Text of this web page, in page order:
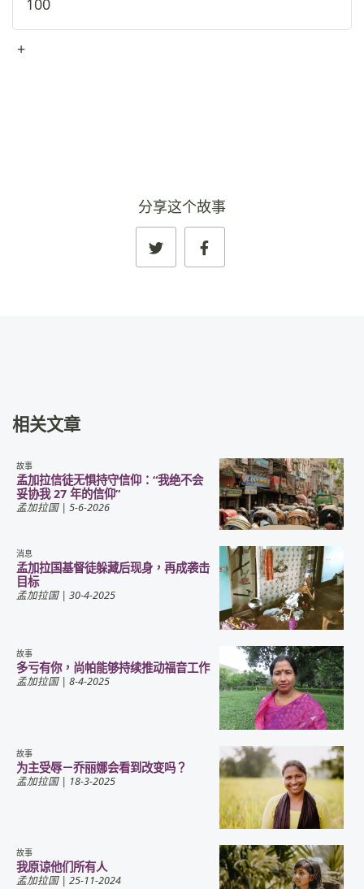
100
+
分享这个故事
相关文章
故事
孟加拉信徒无惧持守信仰：“我绝不会
妥协我 27 年的信仰”
孟加拉国| 5-6-2026
消息
孟加拉国基督徒躲藏后现身，再成袭击
目标
孟加拉国| 30-4-2025
故事
多亏有你，尚帕能够持续推动福音工作
孟加拉国| 8-4-2025
故事
为主受辱－乔丽娜会看到改变吗？
孟加拉国| 18-3-2025
故事
我原谅他们所有人
孟加拉国| 25-11-2024